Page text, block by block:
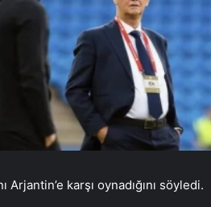
karşı oynadığını söyledi.